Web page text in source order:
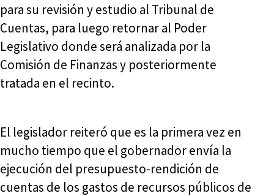
para su revisión y estudio al Tribunal de
Cuentas, para luego retornar al Poder
Legislativo donde será analizada por la
Comisión de Finanzas y posteriormente
tratada en el recinto.
El legislador reiteró que es la primera vez en
mucho tiempo que el gobernador envía la
ejecución del presupuesto-rendición de
cuentas de los gastos de recursos públicos de